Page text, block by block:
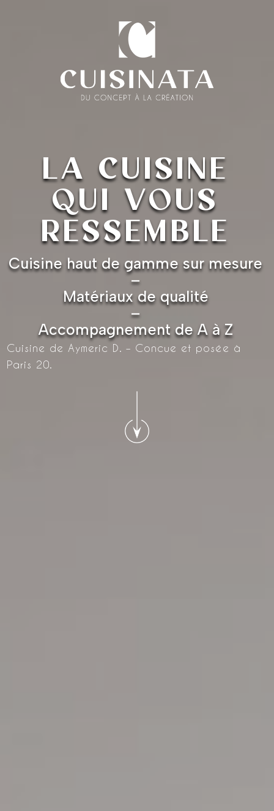
LA CUISINE
QUI VOUS
RESSEMBLE
Cuisine haut de gamme sur mesure
–
Matériaux de qualité
–
Accompagnement de A à Z
Cuisine de Aymeric D. – Concue et posée à
Paris 20.